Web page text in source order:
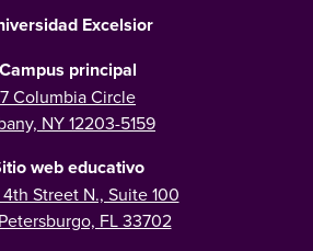
Excelsior
Campus principal
7 Columbia Circle
NY 12203-5159
web educativo
Street N., Suite 100
FL 33702